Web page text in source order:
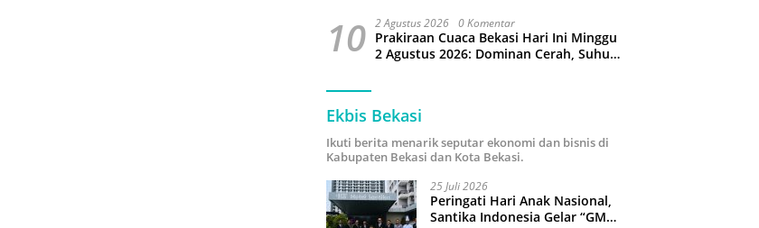
10 2 Agustus 2026 0 Komentar
Prakiraan Cuaca Bekasi Hari Ini Minggu
2 Agustus 2026: Dominan Cerah, Suhu
Ekbis Bekasi
Ikuti berita menarik seputar ekonomi dan bisnis di
Kabupaten Bekasi dan Kota Bekasi.
25 Juli 2026
Peringati Hari Anak Nasional,
Santika Indonesia Gelar “GM